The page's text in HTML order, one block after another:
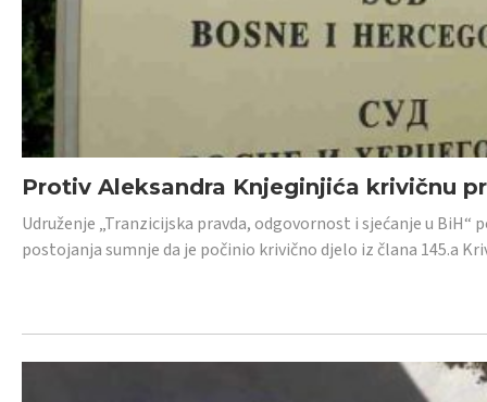
Protiv Aleksandra Knjeginjića krivičnu
Udruženje „Tranzicijska pravda, odgovornost i sjećanje u
postojanja sumnje da je počinio krivično djelo iz člana 145.a